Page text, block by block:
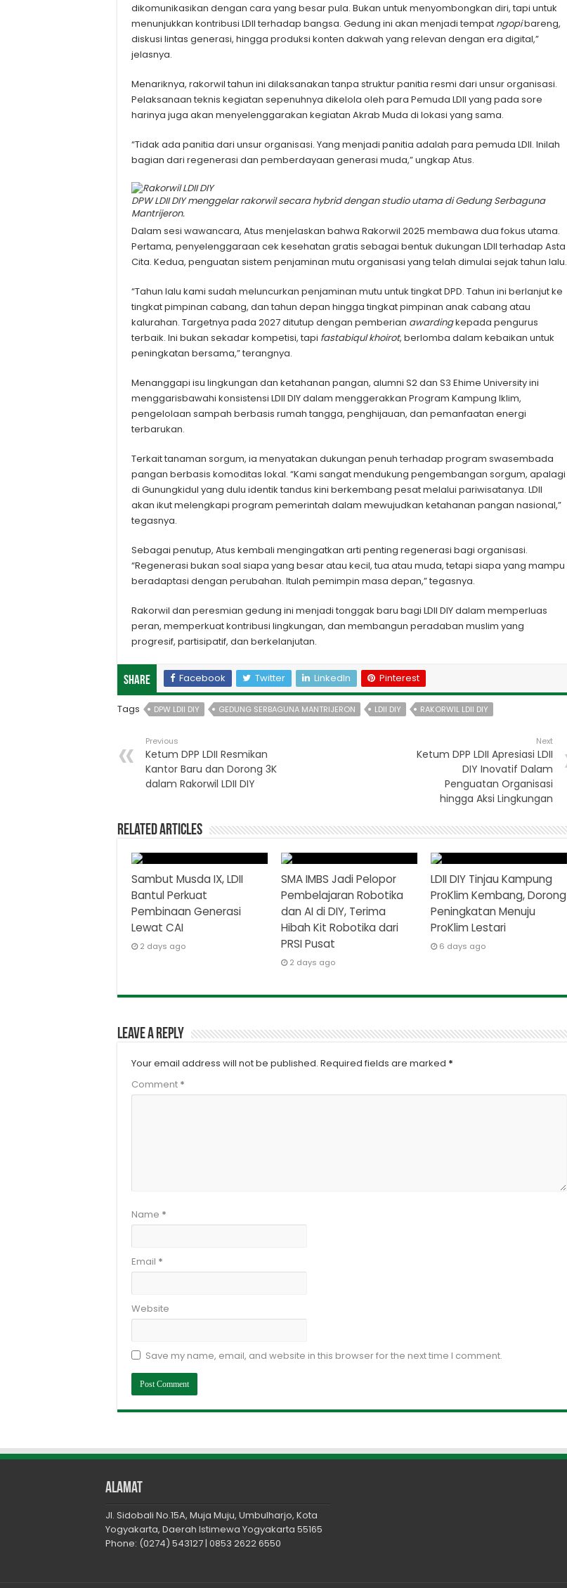
dikomunikasikan dengan cara yang besar pula. Bukan untuk menyombongkan diri, tapi untuk
menunjukkan kontribusi LDII terhadap bangsa. Gedung ini akan menjadi tempat ngopibareng,
diskusi lintas generasi, hingga produksi konten dakwah yang relevan dengan era digital,”
jelasnya.
Menariknya, rakorwil tahun ini dilaksanakan tanpa struktur panitia resmi dari unsur organisasi.
Pelaksanaan teknis kegiatan sepenuhnya dikelola oleh para Pemuda LDII yang pada sore
harinya juga akan menyelenggarakan kegiatan Akrab Muda di lokasi yang sama.
“Tidak ada panitia dari unsur organisasi. Yang menjadi panitia adalah para pemuda LDII. Inilah
bagian dari regenerasi dan pemberdayaan generasi muda,” ungkap Atus.
DPW LDII DIY menggelar rakorwil secara hybrid dengan studio utama di Gedung Serbaguna
Mantrijeron.
Dalam sesi wawancara, Atus menjelaskan bahwa Rakorwil 2025 membawa dua fokus utama.
Pertama, penyelenggaraan cek kesehatan gratis sebagai bentuk dukungan LDII terhadap Asta
Cita. Kedua, penguatan sistem penjaminan mutu organisasi yang telah dimulai sejak tahun lalu.
“Tahun lalu kami sudah meluncurkan penjaminan mutu untuk tingkat DPD. Tahun ini berlanjut ke
tingkat pimpinan cabang, dan tahun depan hingga tingkat pimpinan anak cabang atau
kalurahan. Targetnya pada 2027 ditutup dengan pemberian awardingkepada pengurus
terbaik. Ini bukan sekadar kompetisi, tapi fastabiqul khoirot, berlomba dalam kebaikan untuk
peningkatan bersama,” terangnya.
Menanggapi isu lingkungan dan ketahanan pangan, alumni S2 dan S3 Ehime University ini
menggarisbawahi konsistensi LDII DIY dalam menggerakkan Program Kampung Iklim,
pengelolaan sampah berbasis rumah tangga, penghijauan, dan pemanfaatan energi
terbarukan.
Terkait tanaman sorgum, ia menyatakan dukungan penuh terhadap program swasembada
pangan berbasis komoditas lokal. “Kami sangat mendukung pengembangan sorgum, apalagi
di Gunungkidul yang dulu identik tandus kini berkembang pesat melalui pariwisatanya. LDII
akan ikut melengkapi program pemerintah dalam mewujudkan ketahanan pangan nasional,”
tegasnya.
Sebagai penutup, Atus kembali mengingatkan arti penting regenerasi bagi organisasi.
“Regenerasi bukan soal siapa yang besar atau kecil, tua atau muda, tetapi siapa yang mampu
beradaptasi dengan perubahan. Itulah pemimpin masa depan,” tegasnya.
Rakorwil dan peresmian gedung ini menjadi tonggak baru bagi LDII DIY dalam memperluas
peran, memperkuat kontribusi lingkungan, dan membangun peradaban muslim yang
progresif, partisipatif, dan berkelanjutan.
Share Facebook Twitter LinkedIn Pinterest
Tags DPW LDII DIY GEDUNG SERBAGUNA MANTRIJERON LDII DIY RAKORWIL LDII DIY
Previous
Ketum DPP LDII Resmikan
Kantor Baru dan Dorong 3K
dalam Rakorwil LDII DIY
Next
Ketum DPP LDII Apresiasi LDII
DIY Inovatif Dalam
Penguatan Organisasi
hingga Aksi Lingkungan
Related Articles
Sambut Musda IX, LDII
Bantul Perkuat
Pembinaan Generasi
Lewat CAI
2 days ago
SMA IMBS Jadi Pelopor
Pembelajaran Robotika
dan AI di DIY, Terima
Hibah Kit Robotika dari
PRSI Pusat
2 days ago
LDII DIY Tinjau Kampung
ProKlim Kembang, Dorong
Peningkatan Menuju
ProKlim Lestari
6 days ago
Leave a Reply
Your email address will not be published. Required fields are marked *
Comment *
Name *
Email *
Website
Save my name, email, and website in this browser for the next time I comment.
Alamat
Jl. Sidobali No.15A, Muja Muju, Umbulharjo, Kota
Yogyakarta, Daerah Istimewa Yogyakarta 55165
Phone: (0274) 543127 | 0853 2622 6550